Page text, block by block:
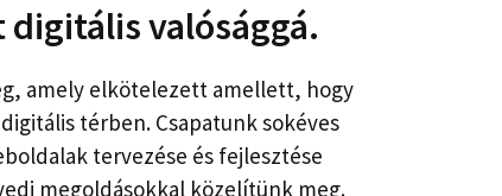
valósággá.
amely elkötelezett amellett, hogy
térben. Csapatunk sokéves
tervezése és fejlesztése
megoldásokkal közelítünk meg.